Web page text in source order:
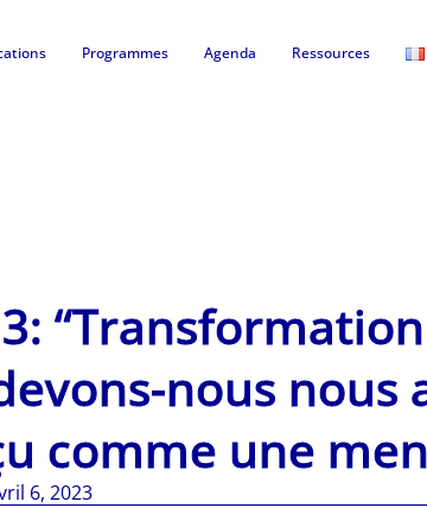
Programmes Agenda Ressources
3:
nous
comme une
6, 2023